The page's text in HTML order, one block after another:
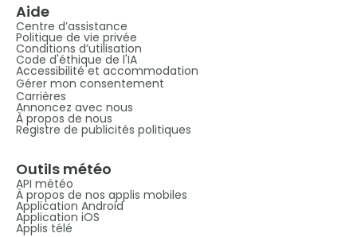
Aide
Centre d’assistance
Politique de vie privée
Conditions d’utilisation
Code d'éthique de l'IA
Accessibilité et accommodation
Gérer mon consentement
Carrières
Annoncez avec nous
À propos de nous
Registre de publicités politiques
Outils météo
API météo
À propos de nos applis mobiles
Application Android
Application iOS
Applis télé